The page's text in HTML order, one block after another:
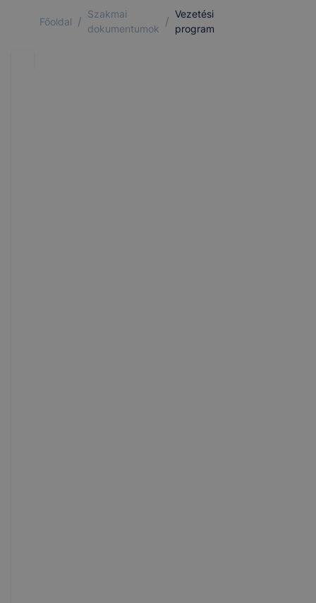
Főoldal /
Szakmai
dokumentumok
/
Vezetési
program